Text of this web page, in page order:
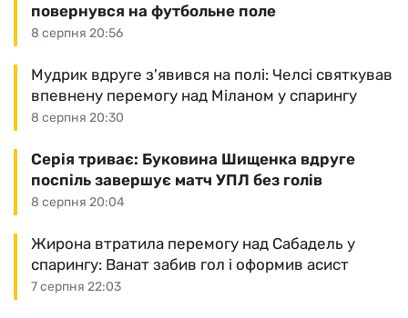
8 серпня 20:56
повернувся на футбольне поле
8 серпня 20:30
Мудрик вдруге з'явився на полі: Челсі святкував
впевнену перемогу над Міланом у спарингу
8 серпня 20:04
Серія триває: Буковина Шищенка вдруге
поспіль завершує матч УПЛ без голів
7 серпня 22:03
Жирона втратила перемогу над Сабадель у
спарингу: Ванат забив гол і оформив асист